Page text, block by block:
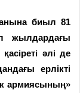
биыл 81
жылдардағы
әлі де
ерлікті
армиясының»